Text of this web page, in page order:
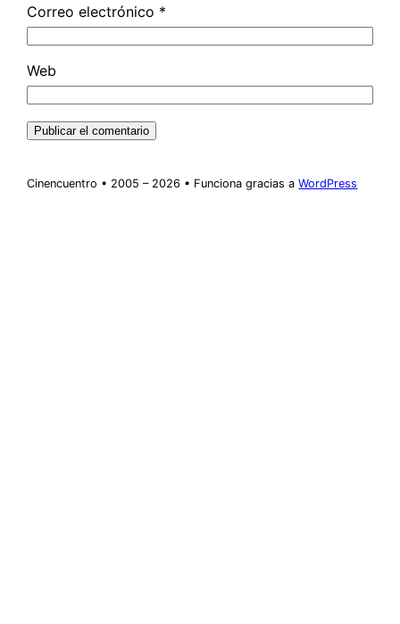
Correo electrónico *
Web
Cinencuentro • 2005 – 2026 • Funciona gracias aWordPress